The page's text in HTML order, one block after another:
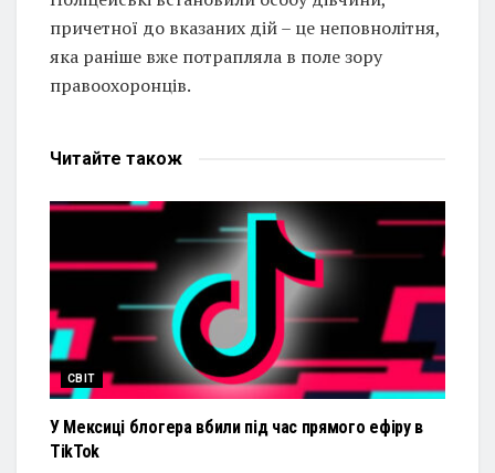
причетної до вказаних дій – це неповнолітня,
яка раніше вже потрапляла в поле зору
правоохоронців.
Читайте також
СВІТ
У Мексиці блогера вбили під час прямого ефіру в
TikTok